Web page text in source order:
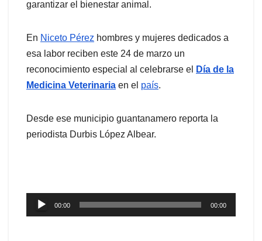
garantizar el bienestar animal.
En Niceto Pérez hombres y mujeres dedicados a
esa labor reciben este 24 de marzo un
reconocimiento especial al celebrarse el
Día de la
Medicina Veterinaria en el país.
Desde ese municipio guantanamero reporta la
periodista Durbis López Albear.
Reproductor
de
00:00 00:00